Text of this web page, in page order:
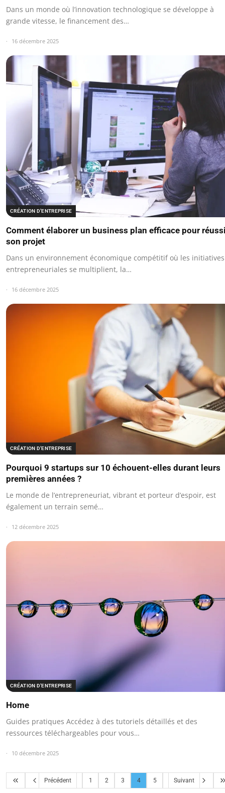
Dans un monde où l’innovation technologique se développe à
grande vitesse, le financement des…
16 décembre 2025
CRÉATION D’ENTREPRISE
Comment élaborer un business plan efficace pour
son projet
Dans un environnement économique compétitif où les initiatives
entrepreneuriales se multiplient, la…
16 décembre 2025
CRÉATION D’ENTREPRISE
Pourquoi 9 startups sur 10 échouent-elles durant leurs
premières années ?
Le monde de l’entrepreneuriat, vibrant et porteur d’espoir, est
également un terrain semé…
12 décembre 2025
CRÉATION D’ENTREPRISE
Home
Guides pratiques Accédez à des tutoriels détaillés et des
ressources téléchargeables pour vous…
10 décembre 2025
Précédent 1 2 3 4 5 Suivant